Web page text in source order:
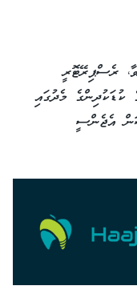
ރެސްޕިރޭޓޮރީ
މެދުގައި
އެޖެންސީ